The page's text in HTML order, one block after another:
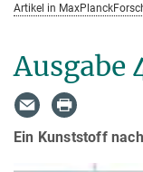
Artikel in
Ausgabe
Ein Kunststoff